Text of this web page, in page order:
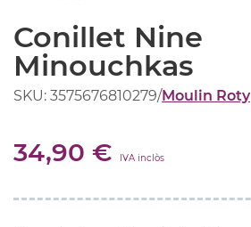
Conillet Nine
Minouchkas
SKU: 3575676810279/Moulin Roty
34,90 € IVA inclòs